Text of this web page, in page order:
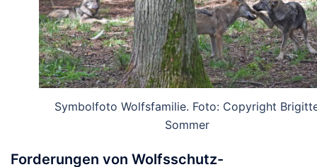
Symbolfoto Wolfsfamilie. Foto: Copyright
Sommer
Forderungen von Wolfsschutz-